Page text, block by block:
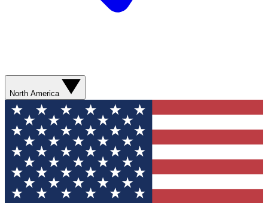
North America